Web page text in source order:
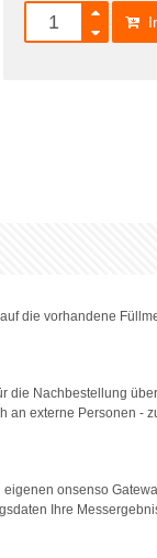
die vorhandene
die Nachbestellung
an externe Personen -
onsenso
Ihre